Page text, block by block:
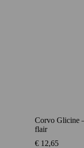
Corvo Glicine
flair
€ 12,65